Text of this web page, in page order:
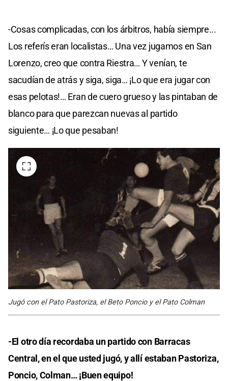
-Cosas complicadas, con los árbitros, había siempre...
Los referís eran localistas… Una vez jugamos en San
Lorenzo, creo que contra Riestra… Y venían, te
sacudían de atrás y siga, siga… ¡Lo que era jugar con
esas pelotas!… Eran de cuero grueso y las pintaban de
blanco para que parezcan nuevas al partido
siguiente… ¡Lo que pesaban!
Jugó con el Pato Pastoriza, el Beto Poncio y el Pato Colman
-El otro día recordaba un partido con Barracas
Central, en el que usted jugó, y allí estaban Pastoriza,
Poncio, Colman… ¡Buen equipo!